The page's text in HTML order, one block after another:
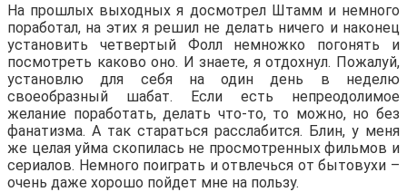
На прошлых выходных я досмотрел Штамм и немного
поработал, на этих я решил не делать ничего и наконец
установить четвертый Фолл немножко погонять и
посмотреть каково оно. И знаете, я отдохнул. Пожалуй,
установлю для себя на один день в неделю
своеобразный шабат. Если есть непреодолимое
желание поработать, делать что-то, то можно, но без
фанатизма. А так стараться расслабится. Блин, у меня
же целая уйма скопилась не просмотренных фильмов и
сериалов. Немного поиграть и отвлечься от бытовухи –
очень даже хорошо пойдет мне на пользу.